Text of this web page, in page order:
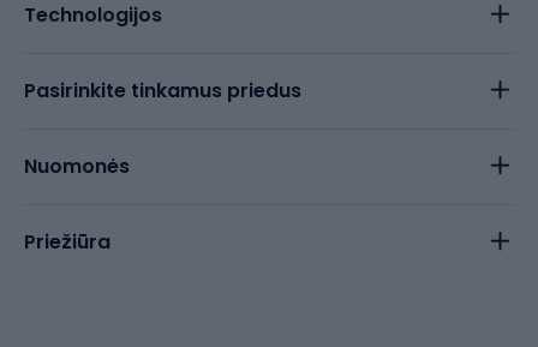
Technologijos
Pasirinkite tinkamus priedus
Nuomonės
Priežiūra